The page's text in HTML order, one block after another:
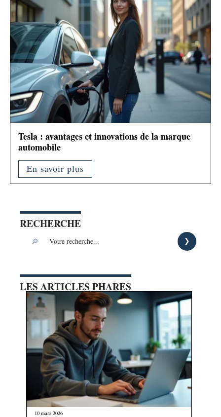
Tesla : avantages et innovations de la marque
automobile
En savoir plus
RECHERCHE
LES ARTICLES PHARES
10 mars 2026